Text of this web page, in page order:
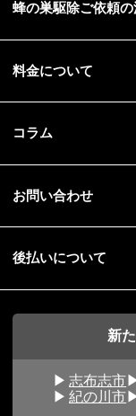
蜂の巣駆除ご依頼の
料金について
コラム
お問い合わせ
後払いについて
新
志布志市
紀の川市